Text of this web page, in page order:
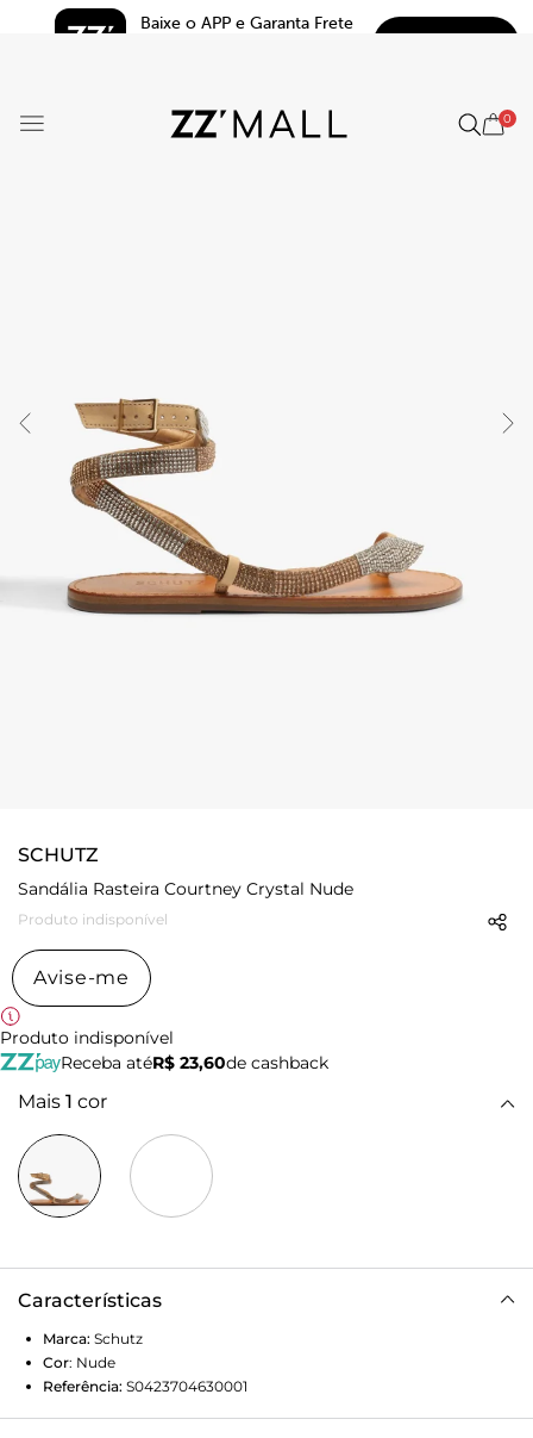
Baixe o APP e Garanta Frete
0
SCHUTZ
Sandália Rasteira Courtney Crystal Nude
Produto indisponível
Avise-me
Produto indisponível
Receba atéR$ 23,60de cashback
Mais 1 cor
Características
Marca: Schutz
Cor: Nude
Referência: S0423704630001